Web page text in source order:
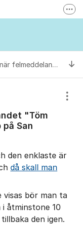
Besök oss på LinkedIn
Vad gör jag/vi när felmeddelandet "Töm Sumpbehållaren" kommer upp på San Carlo?
"Töm
San
den enklaste är
då skall man
bör man ta
åtminstone 10
den igen.